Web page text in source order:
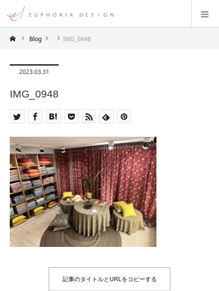
Blog IMG_0948
2023.03.31
IMG_0948
記事のタイトルとURLをコピーする